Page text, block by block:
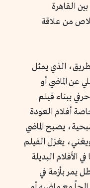
القاهرة
من علاقة
الذي يمثل
عن الماضي أو
ببناء فيلم
أفلام العودة
يصبح الماضي
يغزل الفيلم
الأفلام البديلة
يمر بأزمة في